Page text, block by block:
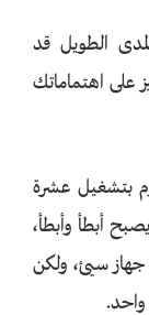
الطويل قد
على اهتماماتك
بتشغيل عشرة
أبطأ وأبطأ،
جهاز سيئ، ولكن
واحد.